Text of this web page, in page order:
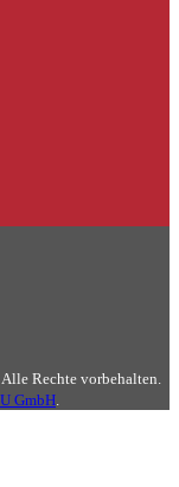
Rechte vorbehalten.
GmbH.